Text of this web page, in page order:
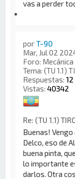
vas a perder
porT-90
Mar, Jul 02
Foro: Mecánica
Tema:(TU 1.1)
Respuestas:12
Vistas:40342
Re: (TU 1.1)
Buenas!
Delco, eso de
buena pinta,
lo importante
darlos. Otra